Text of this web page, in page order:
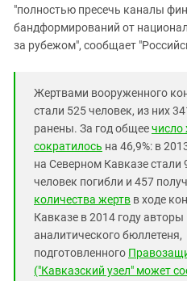
"полностью пресечь каналы
бандформирований от
за рубежом", сообщает
Жертвами вооруженного
стали 525 человек, из них
ранены. За год общеечисло
сократилось на 46,9%: в
на Северном Кавказе стали
человек погибли и 457
количества жертв в ходе
Кавказе в 2014 году
аналитического бюллетеня,
подготовленного
("Кавказский узел" может